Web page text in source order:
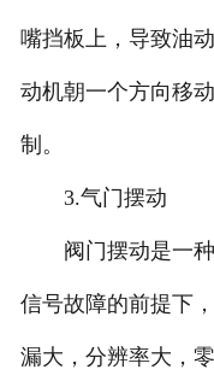
嘴挡板上，导致油
动机朝一个方向移
制。
3.气门摆动
阀门摆动是一种
信号故障的前提下
漏大，分辨率大，